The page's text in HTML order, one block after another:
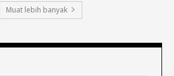
Muat lebih banyak